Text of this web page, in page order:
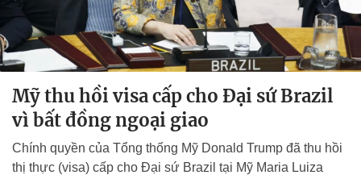
Mỹ thu hồi visa cấp cho Đại sứ Brazil
vì bất đồng ngoại giao
Chính quyền của Tổng thống Mỹ Donald Trump đã thu hồi
thị thực (visa) cấp cho Đại sứ Brazil tại Mỹ Maria Luiza